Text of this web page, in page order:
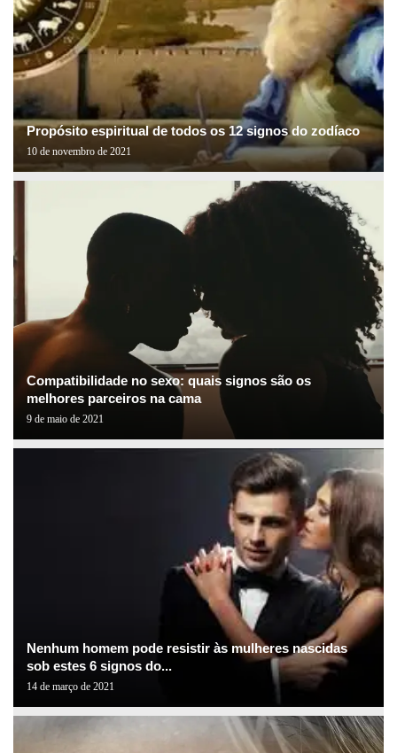
Propósito espiritual de todos os 12 signos do zodíaco
10 de novembro de 2021
Compatibilidade no sexo: quais signos são os
melhores parceiros na cama
9 de maio de 2021
Nenhum homem pode resistir às mulheres nascidas
sob estes 6 signos do...
14 de março de 2021